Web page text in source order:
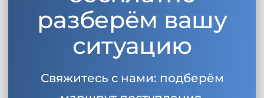
разберём вашу
ситуацию
Свяжитесь с нами: подберём